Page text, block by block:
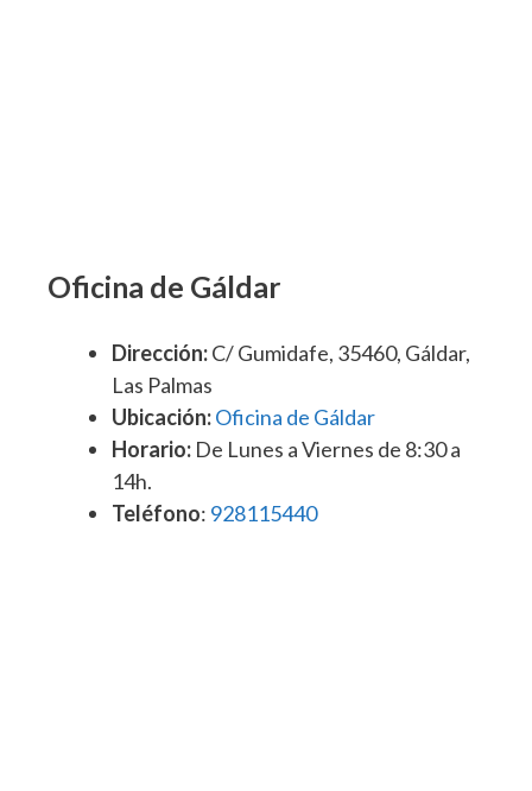
Oficina de Gáldar
Dirección:C/ Gumidafe, 35460, Gáldar,
Las Palmas
Ubicación:Oficina de Gáldar
Horario: De Lunes a Viernes de 8:30 a
14h.
Teléfono: 928115440